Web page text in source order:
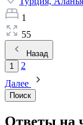
1
55
Назад
1
2
Далее
Поиск
Ответы на